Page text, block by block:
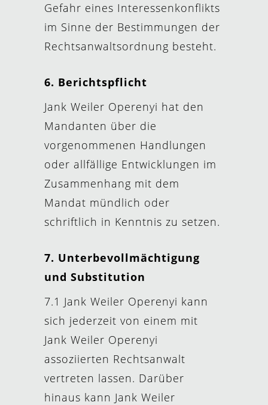
Gefahr eines Interessenkonflikts
im Sinne der Bestimmungen der
Rechtsanwaltsordnung besteht.
6. Berichtspflicht
Jank Weiler Operenyi hat den
Mandanten über die
vorgenommenen Handlungen
oder allfällige Entwicklungen im
Zusammenhang mit dem
Mandat mündlich oder
schriftlich in Kenntnis zu setzen.
7. Unterbevollmächtigung
und Substitution
7.1 Jank Weiler Operenyi kann
sich jederzeit von einem mit
Jank Weiler Operenyi
assoziierten Rechtsanwalt
vertreten lassen. Darüber
hinaus kann Jank Weiler